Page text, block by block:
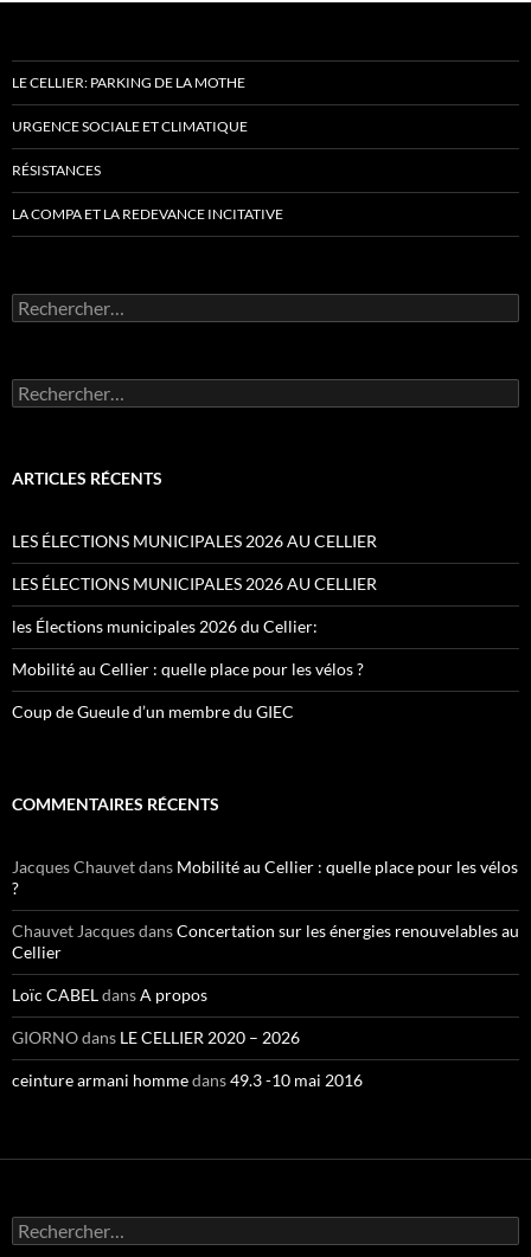
LE CELLIER: PARKING DE LA MOTHE
URGENCE SOCIALE ET CLIMATIQUE
RÉSISTANCES
LA COMPA ET LA REDEVANCE INCITATIVE
Rechercher :
Rechercher :
ARTICLES RÉCENTS
LES ÉLECTIONS MUNICIPALES 2026 AU CELLIER
LES ÉLECTIONS MUNICIPALES 2026 AU CELLIER
les Élections municipales 2026 du Cellier:
Mobilité au Cellier : quelle place pour les vélos ?
Coup de Gueule d’un membre du GIEC
COMMENTAIRES RÉCENTS
Jacques Chauvetdans Mobilité au Cellier : quelle place pour les vélos
?
Chauvet JacquesdansConcertation sur les énergies renouvelables au
Cellier
Loïc CABELdansA propos
GIORNOdans LE CELLIER 2020 – 2026
ceinture armani hommedans49.3 -10 mai 2016
Rechercher :